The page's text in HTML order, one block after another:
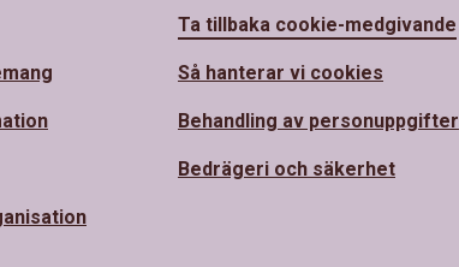
Ta tillbaka cookie-medgivande
Så hanterar vi cookies
Behandling av personuppgifter
Bedrägeri och säkerhet